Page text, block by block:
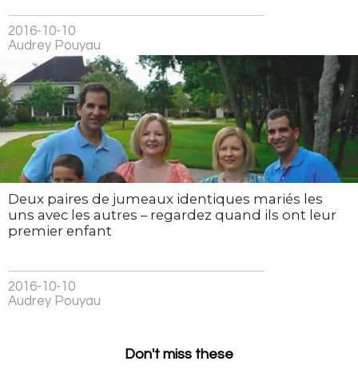
2016-10-10
Audrey Pouyau
Deux paires de jumeaux identiques mariés les
uns avec les autres – regardez quand ils ont leur
premier enfant
2016-10-10
Audrey Pouyau
Don't miss these